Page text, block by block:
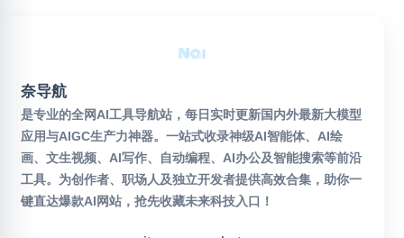
奈导航
是专业的全网AI工具导航站，每日实时更新国内外最新大模型
应用与AIGC生产力神器。一站式收录神级AI智能体、AI绘
画、文生视频、AI写作、自动编程、AI办公及智能搜索等前沿
工具。为创作者、职场人及独立开发者提供高效合集，助你一
键直达爆款AI网站，抢先收藏未来科技入口！